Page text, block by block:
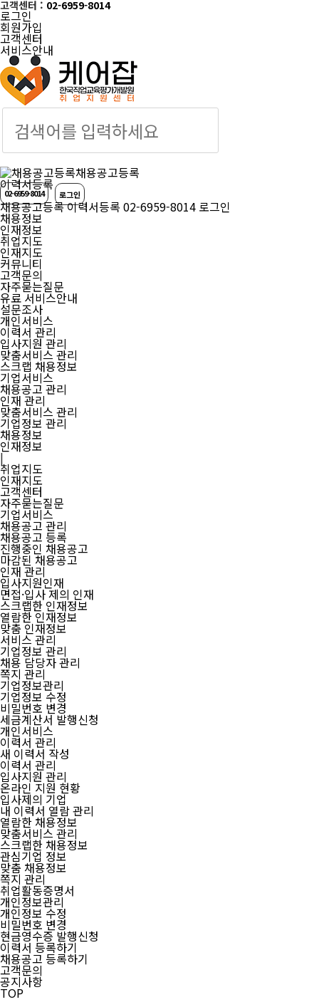
고객센터 : 02-6959-8014
로그인
회원가입
고객센터
서비스안내 케어잡 공식 취업
채용공고등록
이력서등록
02-6959-8014 로그인
채용공고등록이력서등록 02-6959-8014 로그인
채용정보
인재정보
취업지도
인재지도
커뮤니티
고객문의
자주묻는질문
유료 서비스안내
설문조사
개인서비스
이력서 관리
입사지원 관리
맞춤서비스 관리
스크랩 채용정보
기업서비스
채용공고 관리
인재 관리
맞춤서비스 관리
기업정보 관리
채용정보
인재정보
|
취업지도
인재지도
고객센터
자주묻는질문
기업서비스
채용공고 관리
채용공고 등록
진행중인 채용공고
마감된 채용공고
인재 관리
입사지원인재
면접·입사 제의 인재
스크랩한 인재정보
열람한 인재정보
맞춤 인재정보
서비스 관리
기업정보 관리
채용 담당자 관리
쪽지 관리
기업정보관리
기업정보 수정
비밀번호 변경
세금계산서 발행신청
개인서비스
이력서 관리
새 이력서 작성
이력서 관리
입사지원 관리
온라인 지원 현황
입사제의 기업
내 이력서 열람 관리
열람한 채용정보
맞춤서비스 관리
스크랩한 채용정보
관심기업 정보
맞춤 채용정보
쪽지 관리
취업활동증명서
개인정보관리
개인정보 수정
비밀번호 변경
현금영수증 발행신청
이력서 등록하기
채용공고 등록하기
고객문의
공지사항
TOP